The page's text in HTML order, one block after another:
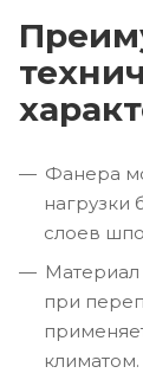
Фанера
нагрузки
слоев
при
климатом.